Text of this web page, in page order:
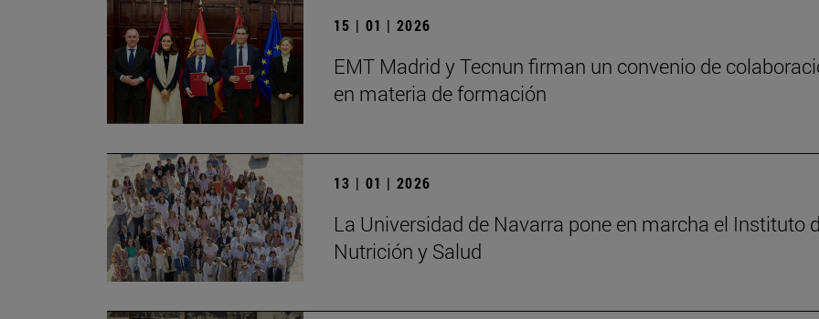
15 | 01 | 2026
EMT Madrid y Tecnun firman un convenio de
en materia de formación
13 | 01 | 2026
La Universidad de Navarra pone en marcha el Instituto
Nutrición y Salud